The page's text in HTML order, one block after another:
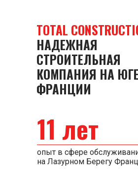
TOTAL
НАДЕЖНАЯ
СТРОИТЕЛЬНАЯ
КОМПАНИЯ НА ЮГЕ
ФРАНЦИИ
11 лет
опыт в сфере
на Лазурном Берегу